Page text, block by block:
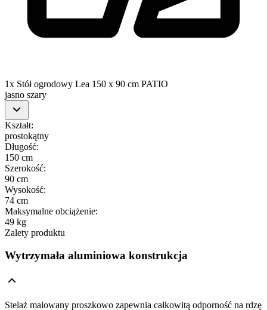
1x Stół ogrodowy Lea 150 x 90 cm PATIO
jasno szary
Kształt:
prostokątny
Długość:
150 cm
Szerokość:
90 cm
Wysokość:
74 cm
Maksymalne obciążenie:
49 kg
Zalety produktu
Wytrzymała aluminiowa konstrukcja
Stelaż malowany proszkowo zapewnia całkowitą odporność na rdzę